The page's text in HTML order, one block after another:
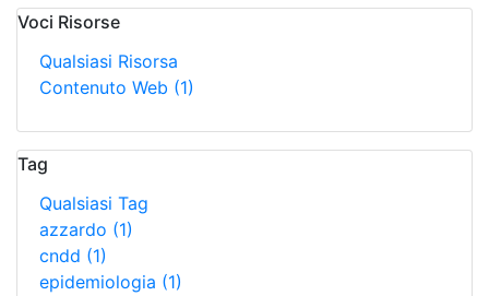
Voci Risorse
Qualsiasi Risorsa
Contenuto Web (1)
Tag
Qualsiasi Tag
azzardo (1)
cndd (1)
epidemiologia (1)